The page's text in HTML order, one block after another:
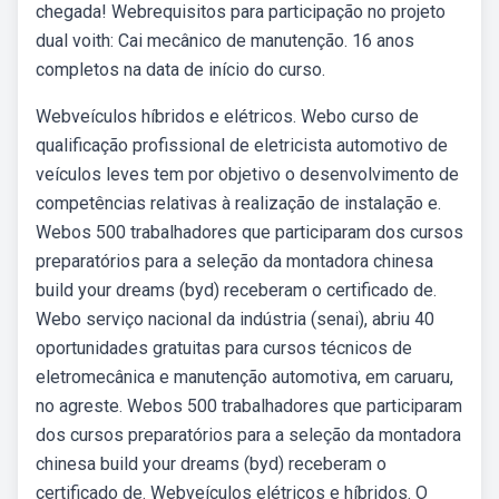
chegada! Webrequisitos para participação no projeto
dual voith: Cai mecânico de manutenção. 16 anos
completos na data de início do curso.
Webveículos híbridos e elétricos. Webo curso de
qualificação profissional de eletricista automotivo de
veículos leves tem por objetivo o desenvolvimento de
competências relativas à realização de instalação e.
Webos 500 trabalhadores que participaram dos cursos
preparatórios para a seleção da montadora chinesa
build your dreams (byd) receberam o certificado de.
Webo serviço nacional da indústria (senai), abriu 40
oportunidades gratuitas para cursos técnicos de
eletromecânica e manutenção automotiva, em caruaru,
no agreste. Webos 500 trabalhadores que participaram
dos cursos preparatórios para a seleção da montadora
chinesa build your dreams (byd) receberam o
certificado de. Webveículos elétricos e híbridos. O